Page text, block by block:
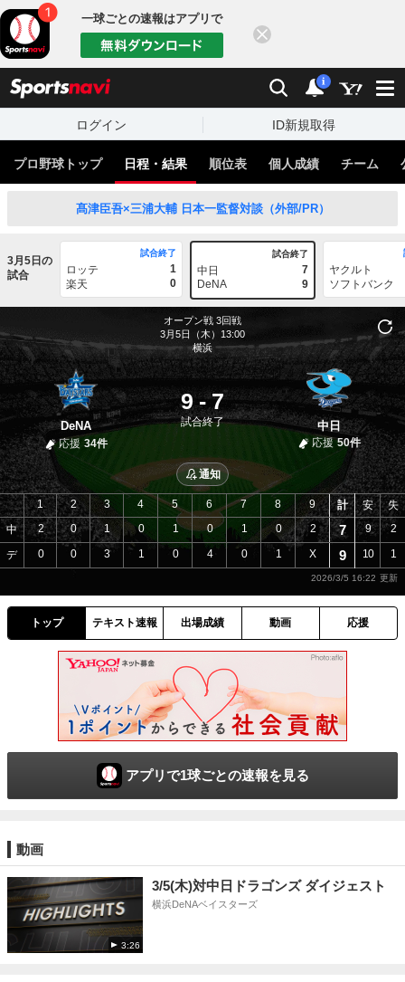
一球ごとの速報はアプリで
検索 通知
i
ログイン ID新規取得
プロ野球トップ 日程・結果 順位表 個人成績 チーム
髙津臣吾×三浦大輔 日本一監督対談（外部/PR）
3月5日の
試合
試合終了
ロッテ
1
楽天
0
試合終了
中日
7
DeNA
9
ヤクルト
ソフトバンク
オープン戦 3回戦
3月5日（木）13:00
横浜
DeNA
応援 34件
9 - 7
試合終了 中日
応援 50件
通知
中
デ
1 2 3 4 5 6 7 8
9
2
0 1 0 1 0 1 0
2
0
0 3 1 0 4 0 1 X
計 安 失
7 9 2
9 10 1
2026/3/5 16:22
トップ テキスト速報 出場成績 動画 応援
アプリで1球ごとの速報を見る
動画
3:26
3/5(木)対中日ドラゴンズ ダイジェスト
横浜DeNAベイスターズ